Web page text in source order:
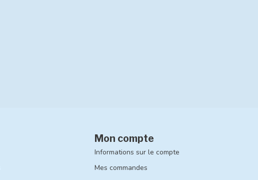
Mon compte
Informations sur le compte
Mes commandes